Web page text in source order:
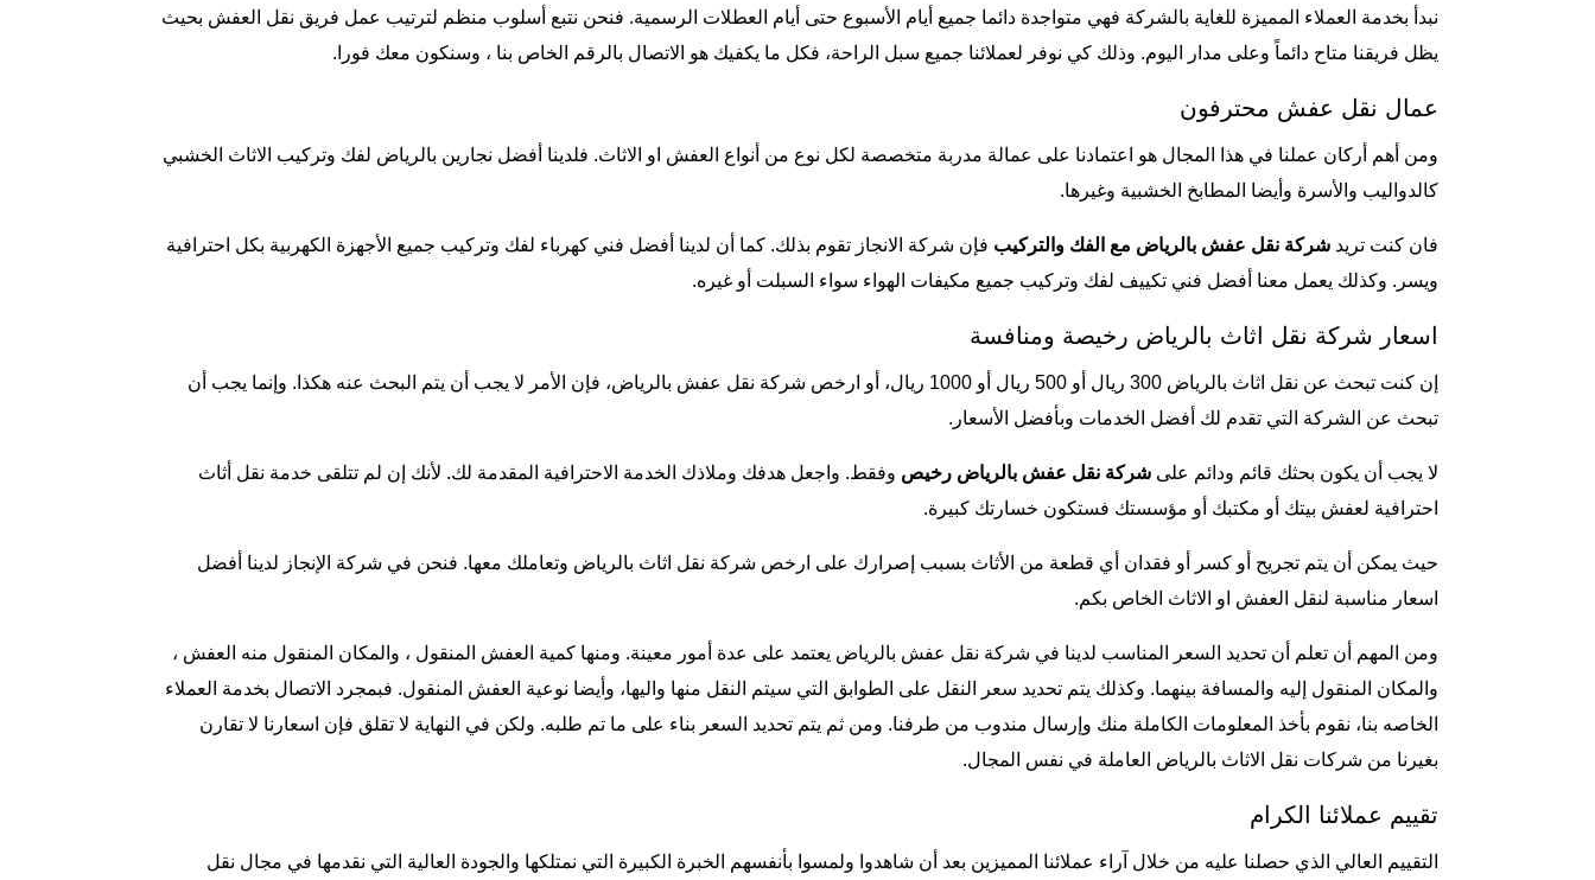
نبدأ بخدمة العملاء المميزة للغاية بالشركة فهي متواجدة دائما جميع أيام الأسبوع حتى أيام العطلات الرسمية. فنحن نتبع أسلوب منظم لترتيب عمل فريق نقل العفش بحيث
يظل فريقنا متاح دائماً وعلى مدار اليوم. وذلك كي نوفر لعملائنا جميع سبل الراحة، فكل ما يكفيك هو الاتصال بالرقم الخاص بنا ، وسنكون معك فورا.
عمال نقل عفش محترفون
ومن أهم أركان عملنا في هذا المجال هو اعتمادنا على عمالة مدربة متخصصة لكل نوع من أنواع العفش او الاثاث. فلدينا أفضل نجارين بالرياض لفك وتركيب الاثاث الخشبي
كالدواليب والأسرة وأيضا المطابخ الخشبية وغيرها.
فان كنت تريد شركة نقل عفش بالرياض مع الفك والتركيب فإن شركة الانجاز تقوم بذلك. كما أن لدينا أفضل فني كهرباء لفك وتركيب جميع الأجهزة الكهربية بكل احترافية
ويسر. وكذلك يعمل معنا أفضل فني تكييف لفك وتركيب جميع مكيفات الهواء سواء السبلت أو غيره.
اسعار شركة نقل اثاث بالرياض رخيصة ومنافسة
إن كنت تبحث عن نقل اثاث بالرياض 300 ريال أو 500 ريال أو 1000 ريال، أو ارخص شركة نقل عفش بالرياض، فإن الأمر لا يجب أن يتم البحث عنه هكذا. وإنما يجب أن
تبحث عن الشركة التي تقدم لك أفضل الخدمات وبأفضل الأسعار.
لا يجب أن يكون بحثك قائم ودائم على شركة نقل عفش بالرياض رخيص وفقط. واجعل هدفك وملاذك الخدمة الاحترافية المقدمة لك. لأنك إن لم تتلقى خدمة نقل أثاث
احترافية لعفش بيتك أو مكتبك أو مؤسستك فستكون خسارتك كبيرة.
حيث يمكن أن يتم تجريح أو كسر أو فقدان أي قطعة من الأثاث بسبب إصرارك على ارخص شركة نقل اثاث بالرياض وتعاملك معها. فنحن في شركة الإنجاز لدينا أفضل
اسعار مناسبة لنقل العفش او الاثاث الخاص بكم.
ومن المهم أن تعلم أن تحديد السعر المناسب لدينا في شركة نقل عفش بالرياض يعتمد على عدة أمور معينة. ومنها كمية العفش المنقول ، والمكان المنقول منه العفش ،
والمكان المنقول إليه والمسافة بينهما. وكذلك يتم تحديد سعر النقل على الطوابق التي سيتم النقل منها واليها، وأيضا نوعية العفش المنقول. فبمجرد الاتصال بخدمة العملاء
الخاصه بنا، نقوم بأخذ المعلومات الكاملة منك وإرسال مندوب من طرفنا. ومن ثم يتم تحديد السعر بناء على ما تم طلبه. ولكن في النهاية لا تقلق فإن اسعارنا لا تقارن
بغيرنا من شركات نقل الاثاث بالرياض العاملة في نفس المجال.
تقييم عملائنا الكرام
التقييم العالي الذي حصلنا عليه من خلال آراء عملائنا المميزين بعد أن شاهدوا ولمسوا بأنفسهم الخبرة الكبيرة التي نمتلكها والجودة العالية التي نقدمها في مجال نقل